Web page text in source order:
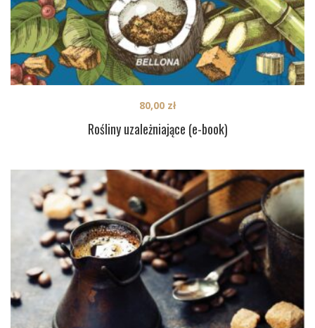
Rośliny uzależniające (e-book)
80,00 zł